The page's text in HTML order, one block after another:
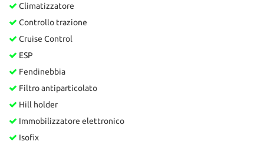
Climatizzatore
Controllo trazione
Cruise Control
ESP
Fendinebbia
Filtro antiparticolato
Hill holder
Immobilizzatore elettronico
Isofix